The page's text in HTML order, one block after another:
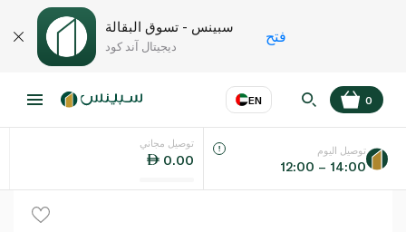
سبينس - تسوق البقالة
ديجيتال آند كود
فتح
EN
اللغة عر
0
توصيل مجاني
0.00
توصيل اليوم
12:00 – 14:00